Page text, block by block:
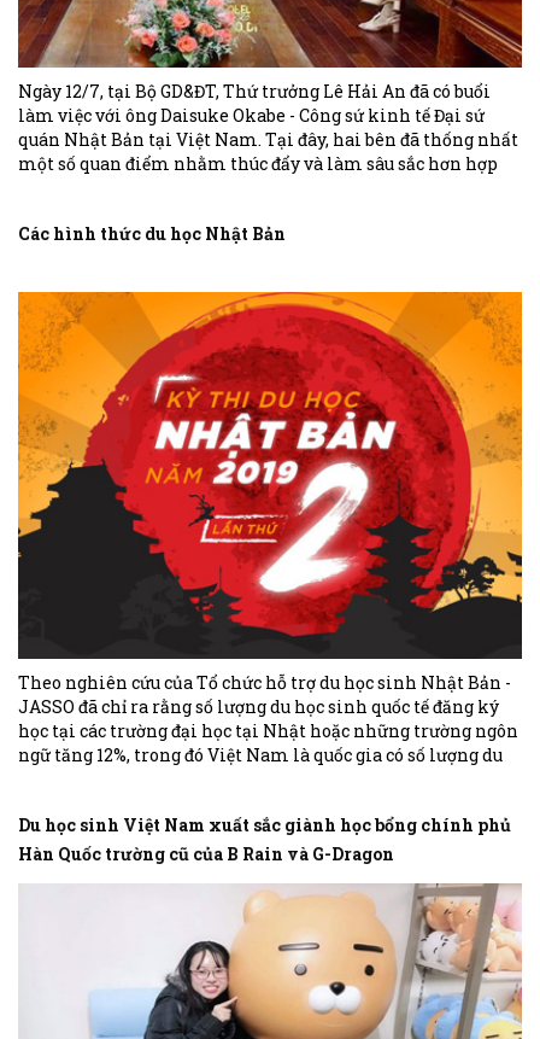
Ngày 12/7, tại Bộ GD&ĐT, Thứ trưởng Lê Hải An đã có buổi
làm việc với ông Daisuke Okabe - Công sứ kinh tế Đại sứ
quán Nhật Bản tại Việt Nam. Tại đây, hai bên đã thống nhất
một số quan điểm nhằm thúc đẩy và làm sâu sắc hơn hợp
Các hình thức du học Nhật Bản
Theo nghiên cứu của Tổ chức hỗ trợ du học sinh Nhật Bản -
JASSO đã chỉ ra rằng số lượng du học sinh quốc tế đăng ký
học tại các trường đại học tại Nhật hoặc những trường ngôn
ngữ tăng 12%, trong đó Việt Nam là quốc gia có số lượng du
Du học sinh Việt Nam xuất sắc giành học bổng chính phủ
Hàn Quốc trường cũ của B Rain và G-Dragon